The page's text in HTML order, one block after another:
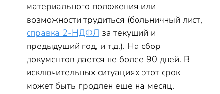
материального положения или
возможности трудиться (больничный лист,
справка 2-НДФЛ за текущий и
предыдущий год, и т.д.). На сбор
документов дается не более 90 дней. В
исключительных ситуациях этот срок
может быть продлен еще на месяц.